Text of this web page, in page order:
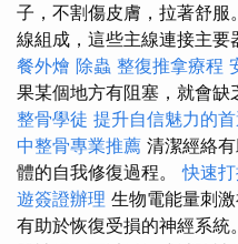
子，不割傷皮膚，拉著舒
線組成，這些主線連接主要
餐外燴 除蟲 整復推拿療程
果某個地方有阻塞，就會缺
整骨學徒 提升自信魅力的
中整骨專業推薦 清潔經絡
體的自我修復過程。快速
遊簽證辦理 生物電能量刺
有助於恢復受損的神經系